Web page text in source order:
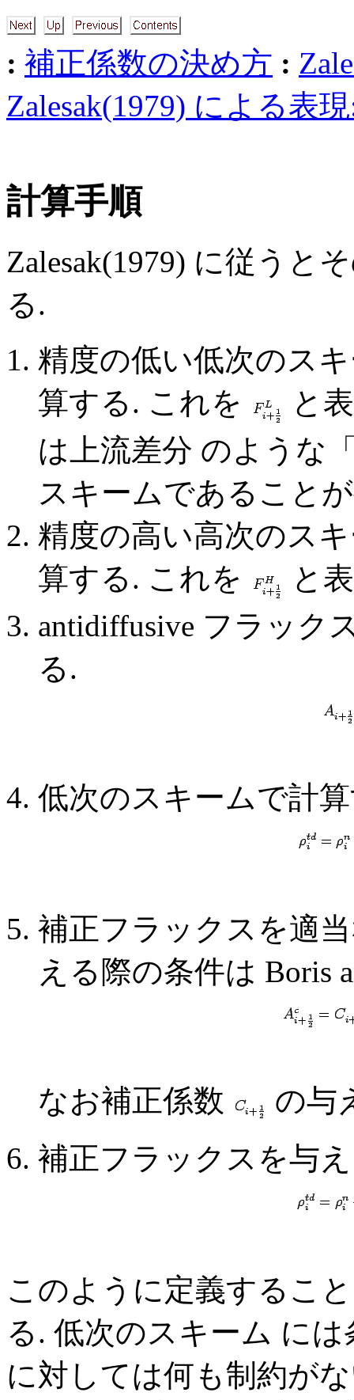
: 補正係数の決め方 :
Zalesak(1979) による表
計算手順
Zalesak(1979) に従うと
る.
精度の低い低次のス
算する. これを
と
は上流差分 のような
スキームであること
精度の高い高次のス
算する. これを
と
antidiffusive フラック
る.
低次のスキームで計
補正フラックスを適
える際の条件は Boris
なお補正係数
の与
補正フラックスを与
このように定義するこ
る. 低次のスキーム に
に対しては何も制約が